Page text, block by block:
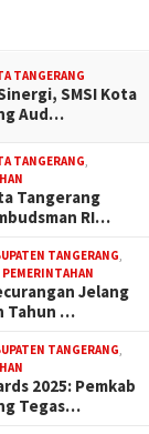
TANGERANG
SMSI Kota
Aud…
TANGERANG,
Tangerang
RI…
TANGERANG,
PEMERINTAHAN
Jelang
Tahun …
TANGERANG,
2025: Pemkab
Tegas…